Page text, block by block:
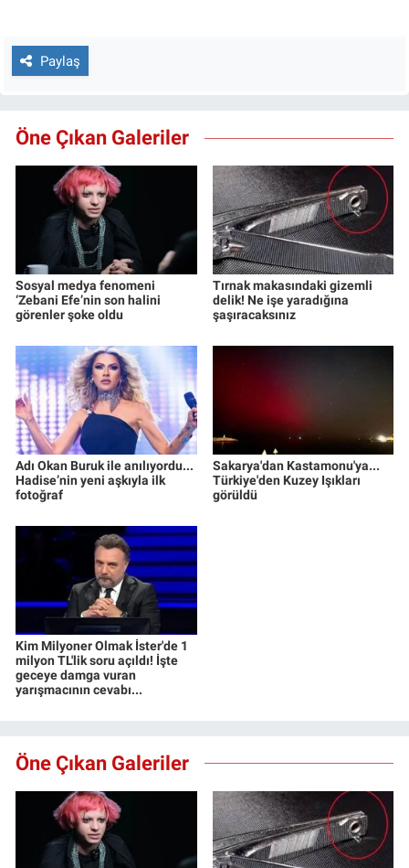
Paylaş
Öne Çıkan Galeriler
Sosyal medya fenomeni
‘Zebani Efe’nin son halini
görenler şoke oldu
Tırnak makasındaki gizemli
delik! Ne işe yaradığına
şaşıracaksınız
Adı Okan Buruk ile anılıyordu...
Hadise’nin yeni aşkıyla ilk
fotoğraf
Sakarya'dan Kastamonu'ya...
Türkiye'den Kuzey Işıkları
görüldü
Kim Milyoner Olmak İster'de 1
milyon TL'lik soru açıldı! İşte
geceye damga vuran
yarışmacının cevabı...
Öne Çıkan Galeriler